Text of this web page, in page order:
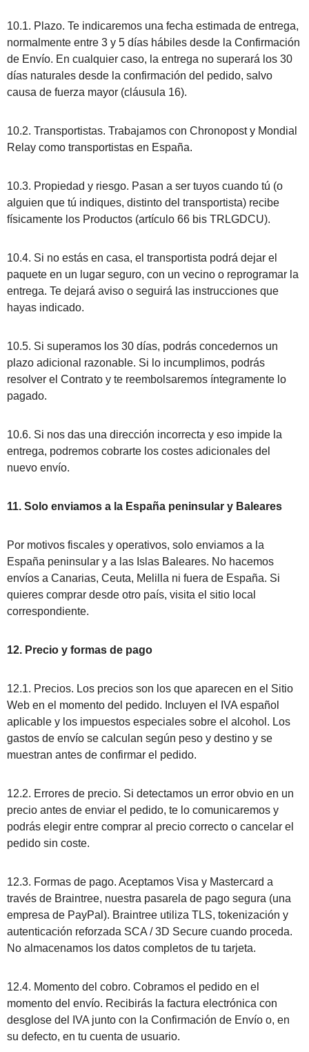
10.1. Plazo. Te indicaremos una fecha estimada de entrega,
normalmente entre 3 y 5 días hábiles desde la Confirmación
de Envío. En cualquier caso, la entrega no superará los 30
días naturales desde la confirmación del pedido, salvo
causa de fuerza mayor (cláusula 16).
10.2. Transportistas. Trabajamos con Chronopost y Mondial
Relay como transportistas en España.
10.3. Propiedad y riesgo. Pasan a ser tuyos cuando tú (o
alguien que tú indiques, distinto del transportista) recibe
físicamente los Productos (artículo 66 bis TRLGDCU).
10.4. Si no estás en casa, el transportista podrá dejar el
paquete en un lugar seguro, con un vecino o reprogramar la
entrega. Te dejará aviso o seguirá las instrucciones que
hayas indicado.
10.5. Si superamos los 30 días, podrás concedernos un
plazo adicional razonable. Si lo incumplimos, podrás
resolver el Contrato y te reembolsaremos íntegramente lo
pagado.
10.6. Si nos das una dirección incorrecta y eso impide la
entrega, podremos cobrarte los costes adicionales del
nuevo envío.
11. Solo enviamos a la España peninsular y Baleares
Por motivos fiscales y operativos, solo enviamos a la
España peninsular y a las Islas Baleares. No hacemos
envíos a Canarias, Ceuta, Melilla ni fuera de España. Si
quieres comprar desde otro país, visita el sitio local
correspondiente.
12. Precio y formas de pago
12.1. Precios. Los precios son los que aparecen en el Sitio
Web en el momento del pedido. Incluyen el IVA español
aplicable y los impuestos especiales sobre el alcohol. Los
gastos de envío se calculan según peso y destino y se
muestran antes de confirmar el pedido.
12.2. Errores de precio. Si detectamos un error obvio en un
precio antes de enviar el pedido, te lo comunicaremos y
podrás elegir entre comprar al precio correcto o cancelar el
pedido sin coste.
12.3. Formas de pago. Aceptamos Visa y Mastercard a
través de Braintree, nuestra pasarela de pago segura (una
empresa de PayPal). Braintree utiliza TLS, tokenización y
autenticación reforzada SCA / 3D Secure cuando proceda.
No almacenamos los datos completos de tu tarjeta.
12.4. Momento del cobro. Cobramos el pedido en el
momento del envío. Recibirás la factura electrónica con
desglose del IVA junto con la Confirmación de Envío o, en
su defecto, en tu cuenta de usuario.